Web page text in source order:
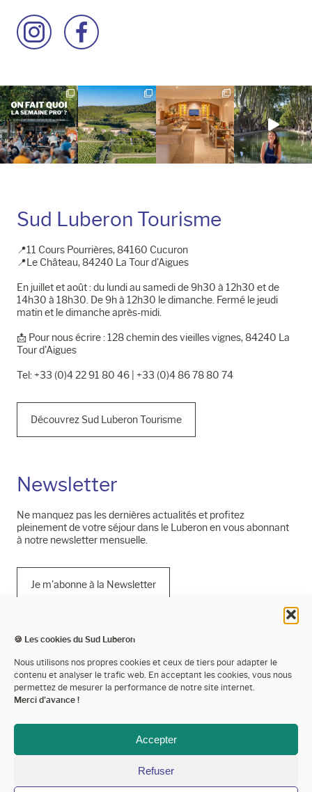
🍪 Les cookies du Sud Luberon
Nous utilisons nos propres cookies et ceux de tiers pour adapter le
contenu et analyser le trafic web. En acceptant les cookies, vous nous
permettez de mesurer la performance de notre site internet.
Merci d'avance !
Accepter
Refuser
Accéder
à
Instagram
Accéder
à
Facebook
Sud Luberon Tourisme
📍11 Cours Pourrières, 84160 Cucuron
📍Le Château, 84240 La Tour d'Aigues
En juillet et août : du lundi au samedi de 9h30 à 12h30 et de
14h30 à 18h30. De 9h à 12h30 le dimanche. Fermé le jeudi
matin et le dimanche après-midi.
📩​ Pour nous écrire : 128 chemin des vieilles vignes, 84240 La
Tour d'Aigues
Tel: +33 (0)4 22 91 80 46 | +33 (0)4 86 78 80 74
Découvrez Sud Luberon Tourisme
Newsletter
Ne manquez pas les dernières actualités et profitez
pleinement de votre séjour dans le Luberon en vous abonnant
à notre newsletter mensuelle.
Je m'abonne à la Newsletter
Mentions légales
Politique de confidentialité
Espace pro’